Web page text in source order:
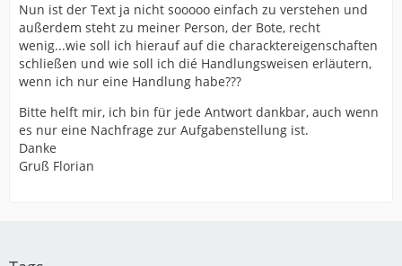
Nun ist der Text ja nicht sooooo einfach zu verstehen und
außerdem steht zu meiner Person, der Bote, recht
wenig...wie soll ich hierauf auf die characktereigenschaften
schließen und wie soll ich dié Handlungsweisen erläutern,
wenn ich nur eine Handlung habe???
Bitte helft mir, ich bin für jede Antwort dankbar, auch wenn
es nur eine Nachfrage zur Aufgabenstellung ist.
Danke
Gruß Florian